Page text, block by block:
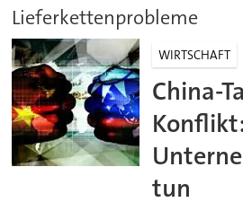
Lieferkettenprobleme
WIRTSCHAFT
China-
tun